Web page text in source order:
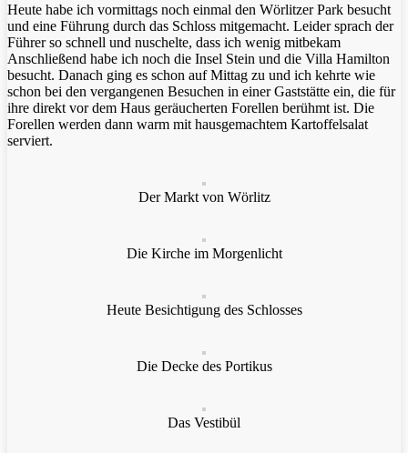
Heute habe ich vormittags noch einmal den Wörlitzer Park besucht
und eine Führung durch das Schloss mitgemacht. Leider sprach der
Führer so schnell und nuschelte, dass ich wenig mitbekam
Anschließend habe ich noch die Insel Stein und die Villa Hamilton
besucht. Danach ging es schon auf Mittag zu und ich kehrte wie
schon bei den vergangenen Besuchen in einer Gaststätte ein, die für
ihre direkt vor dem Haus geräucherten Forellen berühmt ist. Die
Forellen werden dann warm mit hausgemachtem Kartoffelsalat
serviert.
Der Markt von Wörlitz
Die Kirche im Morgenlicht
Heute Besichtigung des Schlosses
Die Decke des Portikus
Das Vestibül